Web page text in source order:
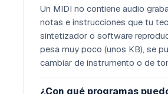
Un MIDI no contiene audio
notas e instrucciones que tu
sintetizador o software
pesa muy poco (unos KB), se
cambiar de instrumento o de
¿Con qué programas